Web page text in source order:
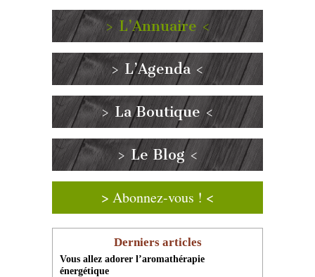
> L’Annuaire <
> L’Agenda <
> La Boutique <
> Le Blog <
> Abonnez-vous ! <
Derniers articles
Vous allez adorer l’aromathérapie
énergétique